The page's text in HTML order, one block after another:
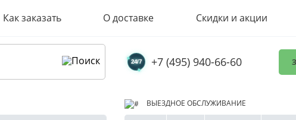
Как заказать О доставке Скидки и акции
+7 (495) 940-66-60
ВЫЕЗДНОЕ ОБСЛУЖИВАНИЕ